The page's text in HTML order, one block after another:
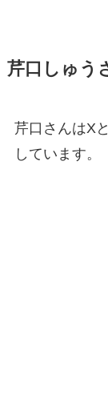
芹口しゅう
芹口さんはX
しています。